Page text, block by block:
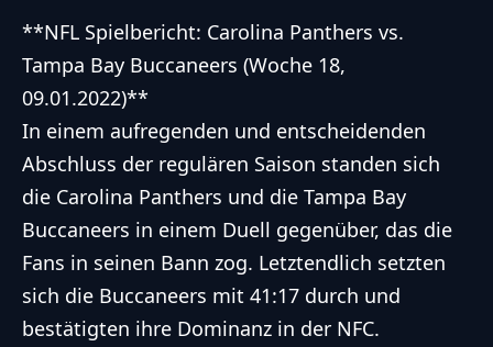
**NFL Spielbericht: Carolina Panthers vs.
Tampa Bay Buccaneers (Woche 18,
09.01.2022)**
In einem aufregenden und entscheidenden
Abschluss der regulären Saison standen sich
die Carolina Panthers und die Tampa Bay
Buccaneers in einem Duell gegenüber, das die
Fans in seinen Bann zog. Letztendlich setzten
sich die Buccaneers mit 41:17 durch und
bestätigten ihre Dominanz in der NFC.